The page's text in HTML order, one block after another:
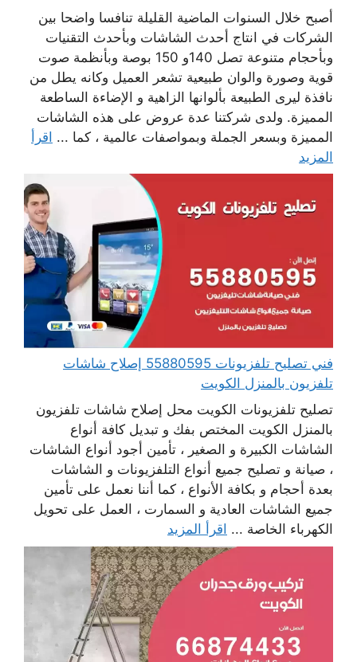
أصبح خلال السنوات الماضية القليلة تنافسا واضحا بين
الشركات في انتاج أحدث الشاشات وبأحدث التقنيات
وبأحجام متنوعة تصل 140و 150 بوصة وبأنظمة صوت
قوية وصورة والوان طبيعية تشعر العميل وكانه يطل من
نافذة ليرى الطبيعة بألوانها الزاهية و الإضاءة الساطعة
المميزة. ولدى شركتنا عدة عروض على هذه الشاشات
المميزة وبسعر الجملة وبمواصفات عالمية ، كما ... اقرأ
المزيد
فني تصليح تلفزيونات 55880595 إصلاح شاشات
تلفزيون بالمنزل الكويت
تصليح تلفزيونات الكويت محل إصلاح شاشات تلفزيون
بالمنزل الكويت المختص بفك و تبديل كافة أنواع
الشاشات الكبيرة و الصغير ، تأمين أجود أنواع الشاشات
، صيانة و تصليح جميع أنواع التلفزيونات و الشاشات
بعدة أحجام و بكافة الأنواع ، كما أننا نعمل على تأمين
جميع الشاشات العادية و السمارت ، العمل على تحويل
الكهرباء الخاصة ... اقرأ المزيد